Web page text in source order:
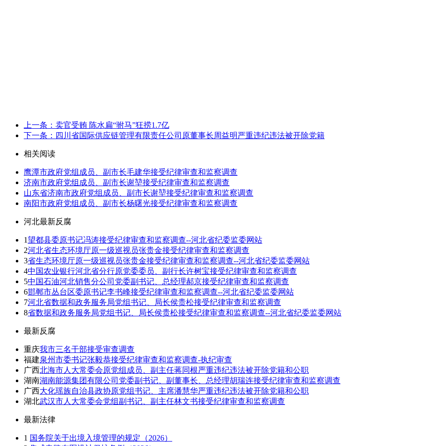
上一条：卖官受贿 陈水扁“驸马”狂捞1.7亿
下一条：四川省国际供应链管理有限责任公司原董事长周益明严重违纪违法被开除党籍
相关阅读
鹰潭市政府党组成员、副市长毛建华接受纪律审查和监察调查
济南市政府党组成员、副市长谢堃接受纪律审查和监察调查
山东省济南市政府党组成员、副市长谢堃接受纪律审查和监察调查
南阳市政府党组成员、副市长杨曙光接受纪律审查和监察调查
河北最新反腐
1望都县委原书记冯涛接受纪律审查和监察调查--河北省纪委监委网站
2河北省生态环境厅原一级巡视员张贵金接受纪律审查和监察调查
3省生态环境厅原一级巡视员张贵金接受纪律审查和监察调查--河北省纪委监委网站
4中国农业银行河北省分行原党委委员、副行长许树宝接受纪律审查和监察调查
5中国石油河北销售分公司党委副书记、总经理郝京接受纪律审查和监察调查
6邯郸市丛台区委原书记李书峰接受纪律审查和监察调查--河北省纪委监委网站
7河北省数据和政务服务局党组书记、局长侯贵松接受纪律审查和监察调查
8省数据和政务服务局党组书记、局长侯贵松接受纪律审查和监察调查--河北省纪委监委网站
最新反腐
重庆我市三名干部接受审查调查
福建泉州市委书记张毅恭接受纪律审查和监察调查-执纪审查
广西北海市人大常委会原党组成员、副主任蒋同根严重违纪违法被开除党籍和公职
湖南湖南能源集团有限公司党委副书记、副董事长、总经理胡瑞连接受纪律审查和监察调查
广西大化瑶族自治县政协原党组书记、主席潘慧华严重违纪违法被开除党籍和公职
湖北武汉市人大常委会党组副书记、副主任林文书接受纪律审查和监察调查
最新法律
1 国务院关于出境入境管理的规定（2026）